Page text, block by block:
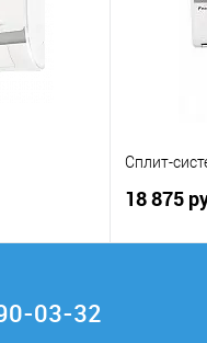
Сплит-
18 875
03-32